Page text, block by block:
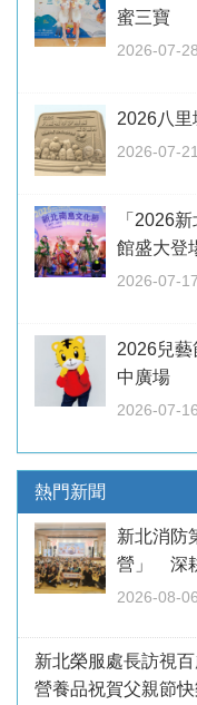
蜜三寶
2026-07-
2026八
2026-07-
「2026
館盛大登
2026-07-
2026兒
中廣場
2026-07-
熱門新聞
新北消防
營」 深
2026-08-
新北榮服處長訪視
營養品祝賀父親節快